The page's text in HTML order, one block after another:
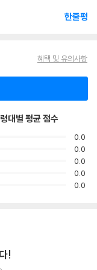
한줄평
혜택 및 유의사항
대별 평균 점수
0.0
0.0
0.0
0.0
0.0
!